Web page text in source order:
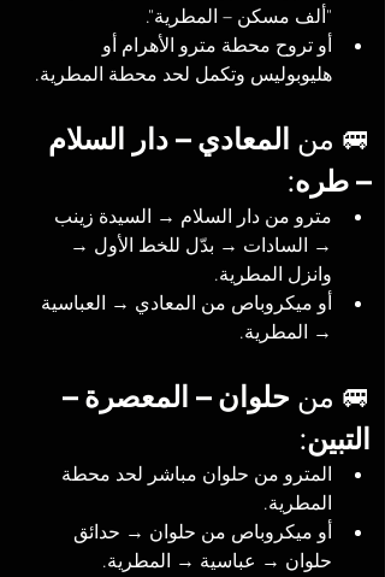
"ألف مسكن – المطرية".
أو تروح محطة مترو الأهرام أو
هليوبوليس وتكمل لحد محطة المطرية.
🚐 من المعادي – دار السلام
– طره:
مترو من دار السلام → السيدة زينب
→ السادات → بدّل للخط الأول →
وانزل المطرية.
أو ميكروباص من المعادي → العباسية
→ المطرية.
🚐 من حلوان – المعصرة –
التبين:
المترو من حلوان مباشر لحد محطة
المطرية.
أو ميكروباص من حلوان → حدائق
حلوان → عباسية → المطرية.